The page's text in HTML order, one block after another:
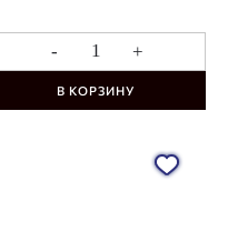
- +
В КОРЗИНУ